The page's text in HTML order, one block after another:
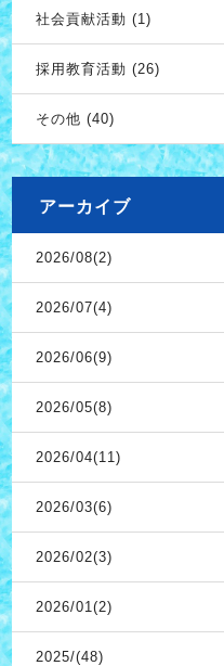
社会貢献活動 (1)
採用教育活動 (26)
その他 (40)
アーカイブ
2026/08(2)
2026/07(4)
2026/06(9)
2026/05(8)
2026/04(11)
2026/03(6)
2026/02(3)
2026/01(2)
2025/(48)